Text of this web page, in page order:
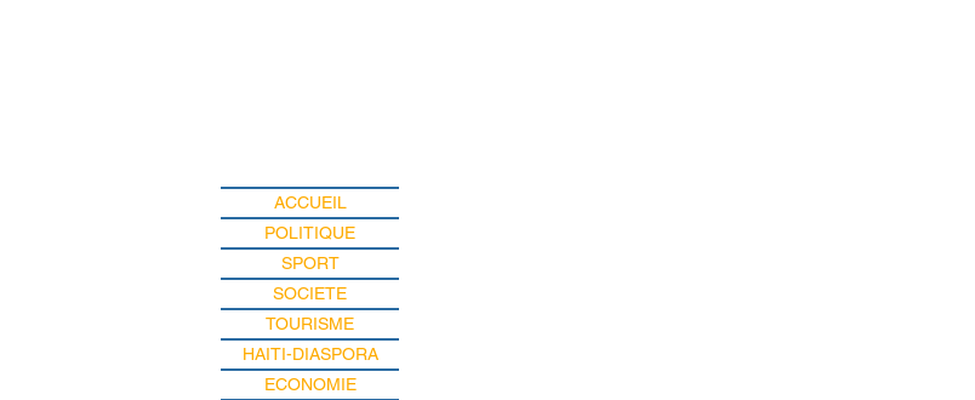
ACCUEIL
POLITIQUE
SPORT
SOCIETE
TOURISME
HAITI-DIASPORA
ECONOMIE